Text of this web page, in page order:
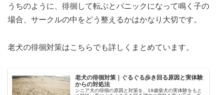
うちのように、徘徊して転ぶとパニックになって鳴く子の
場合、サークルの中をどう整えるかはかなり大切です。
老犬の徘徊対策はこちらでも詳しくまとめています。
老犬の徘徊対策｜ぐるぐる歩き回る原因と実体験
からの対処法
シニア犬の徘徊の原因と対策を、19歳柴犬の実体験をもと